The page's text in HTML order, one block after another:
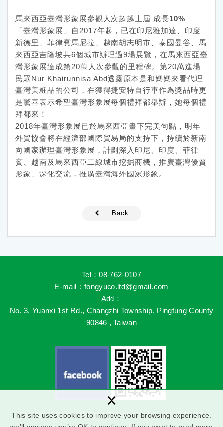
This site uses cookies to improve your browsing experience.
×
馬來西亞臺灣形象展參觀人次超越上屆 成長10%
「臺灣形象展」自2017年起，已在印尼雅加達、印度
新德里、菲律賓馬尼拉、越南胡志明市、泰國曼谷、馬
來西亞吉隆坡共6個城市辦理過9場展覽，在馬來西亞臺
灣形象展達成第20萬人次參觀的里程碑。第20萬進場
民眾Nur Khairunnisa Abd透露原本是和媽媽來看代理
臺灣美粧品的公司，在獲得捷安特自行車作為獎品時更
是驚喜表示希望臺灣形象展每個禮拜都舉辦，她每個禮
拜都來！
2018年臺灣形象展已於馬來西亞畫下完美句點，明年
外貿協會將在經濟部國際貿易局的支持下，持續於新南
向國家辦理臺灣形象展，計劃深入印尼、印度、菲律
賓、越南及馬來西亞二線城市挖掘商機，推廣臺灣優質
形象、深化交流，推廣臺灣海外國家形象。
Back
Tel：08-762-0107
E-mail ：fongyuco.ltd@gmail.com
Add ：
No. 3, Yuanxi 1st Rd., Changzhi Township, Pingtung County
90846 , Taiwan
Copyright © Fongyu All Rights Reserved. Web design: DOMINO